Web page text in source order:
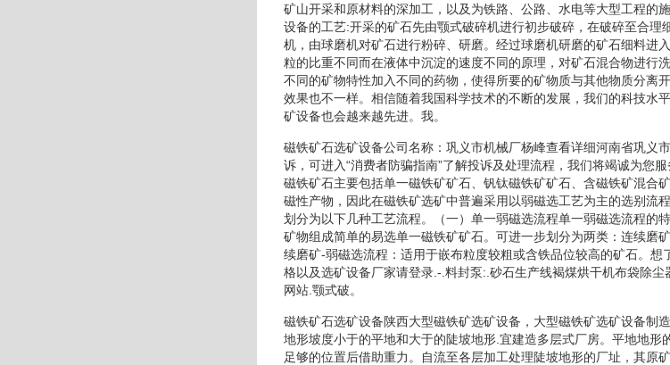
矿山开采和原材料的深加工，以及为铁路、公路、水电等大型工程的
设备的工艺:开采的矿石先由颚式破碎机进行初步破碎，在破碎至合理
机，由球磨机对矿石进行粉碎、研磨。经过球磨机研磨的矿石细料进
粒的比重不同而在液体中沉淀的速度不同的原理，对矿石混合物进行
不同的矿物特性加入不同的药物，使得所要的矿物质与其他物质分离
效果也不一样。相信随着我国科学技术的不断的发展，我们的科技水
矿设备也会越来越先进。我。
磁铁矿石选矿设备公司名称：巩义市机械厂杨峰查看详细河南省巩义
诉，可进入“消费者防骗指南”了解投诉及处理流程，我们将竭诚为您
磁铁矿石主要包括单一磁铁矿矿石、钒钛磁铁矿矿石、含磁铁矿混合
磁性产物，因此在磁铁矿选矿中普遍采用以弱磁选工艺为主的选别流
划分为以下几种工艺流程。（一）单一弱磁选流程单一弱磁选流程的
矿物组成简单的易选单一磁铁矿矿石。可进一步划分为两类：连续磨
续磨矿-弱磁选流程：适用于嵌布粒度较粗或含铁品位较高的矿石。
格以及选矿设备厂家请登录.-.料封泵:.砂石生产线褐煤烘干机布袋除
网站.颚式破。
磁铁矿石选矿设备陕西大型磁铁矿选矿设备，大型磁铁矿选矿设备制
地形坡度小于的平地和大于的陡坡地形.宜建造多层式厂房。平地地形
足够的位置后借助重力。自流至各层加工处理陡坡地形的厂址，其原